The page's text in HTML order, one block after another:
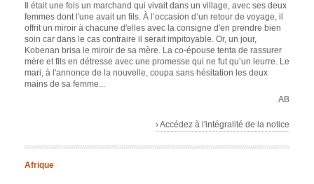
Il était une fois un marchand qui vivait dans un village, avec ses deux
femmes dont l'une avait un fils. À l’occasion d’un retour de voyage, il
offrit un miroir à chacune d'elles avec la consigne d'en prendre bien
soin car dans le cas contraire il serait impitoyable. Or, un jour,
Kobenan brisa le miroir de sa mère. La co-épouse tenta de rassurer
mère et fils en détresse avec une promesse qui ne fut qu’un leurre. Le
mari, à l'annonce de la nouvelle, coupa sans hésitation les deux
mains de sa femme...
AB
› Accédez à l'intégralité de la notice
Afrique